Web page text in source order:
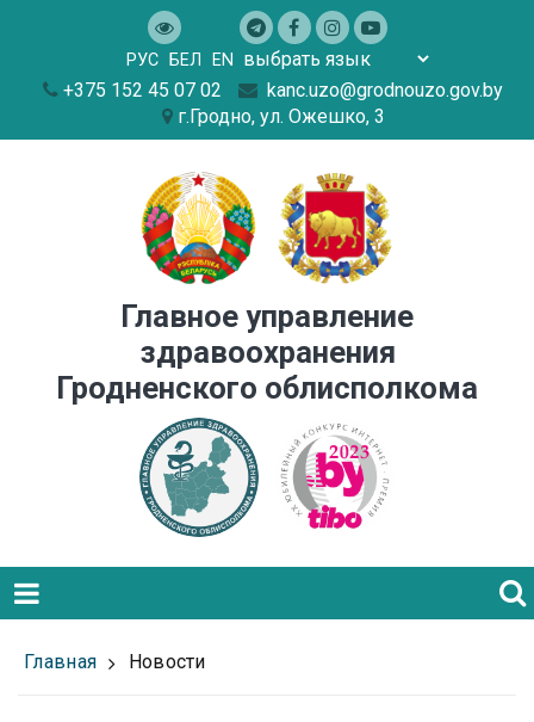
РУC БЕЛ EN
+375 152 45 07 02
kanc.uzo@grodnouzo.gov.by
г.Гродно, ул. Ожешко, 3
Главное управление
здравоохранения
Гродненского облисполкома
Главная Новости